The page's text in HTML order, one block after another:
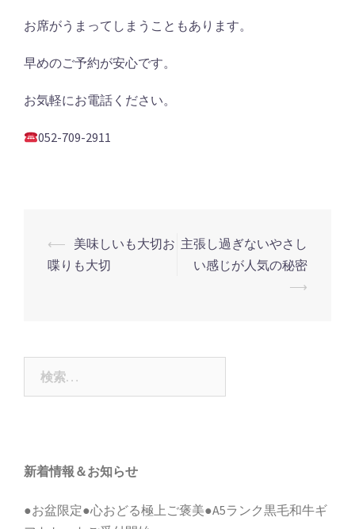
お席がうまってしまうこともあります。
早めのご予約が安心です。
お気軽にお電話ください。
052-709-2911
投
稿
ー
シ
⟵ 美味しいも大切お
喋りも大切
主張し過ぎないやさし
い感じが人気の秘密
⟶
新着情報＆お知らせ
●お盆限定●心おどる極上ご褒美●A5ランク黒毛和牛ギ